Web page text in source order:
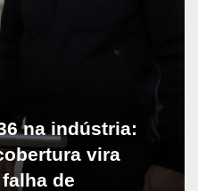
na indústria:
vira
de